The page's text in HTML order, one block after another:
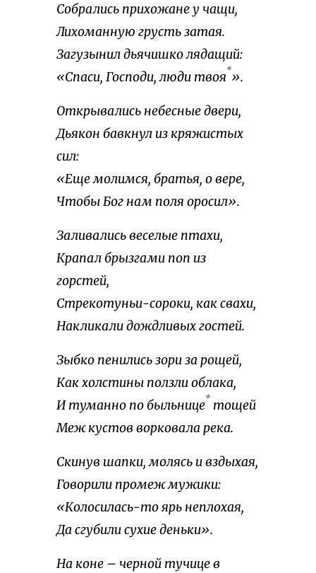
Собрались прихожане у чащи,
Лихоманную грусть затая.
Загузынил дьячишко лядащий:
«Спаси, Господи, люди твоя*».
Открывались небесные двери,
Дьякон бавкнул из кряжистых
сил:
«Еще молимся, братья, о вере,
Чтобы Бог нам поля оросил».
Заливались веселые птахи,
Крапал брызгами поп из
горстей,
Стрекотуньи-сороки, как свахи,
Накликали дождливых гостей.
Зыбко пенились зори за рощей,
Как холстины ползли облака,
И туманно по быльнице* тощей
Меж кустов ворковала река.
Скинув шапки, молясь и вздыхая,
Говорили промеж мужики:
«Колосилась-то ярь неплохая,
Да сгубили сухие деньки».
На коне – черной тучице в